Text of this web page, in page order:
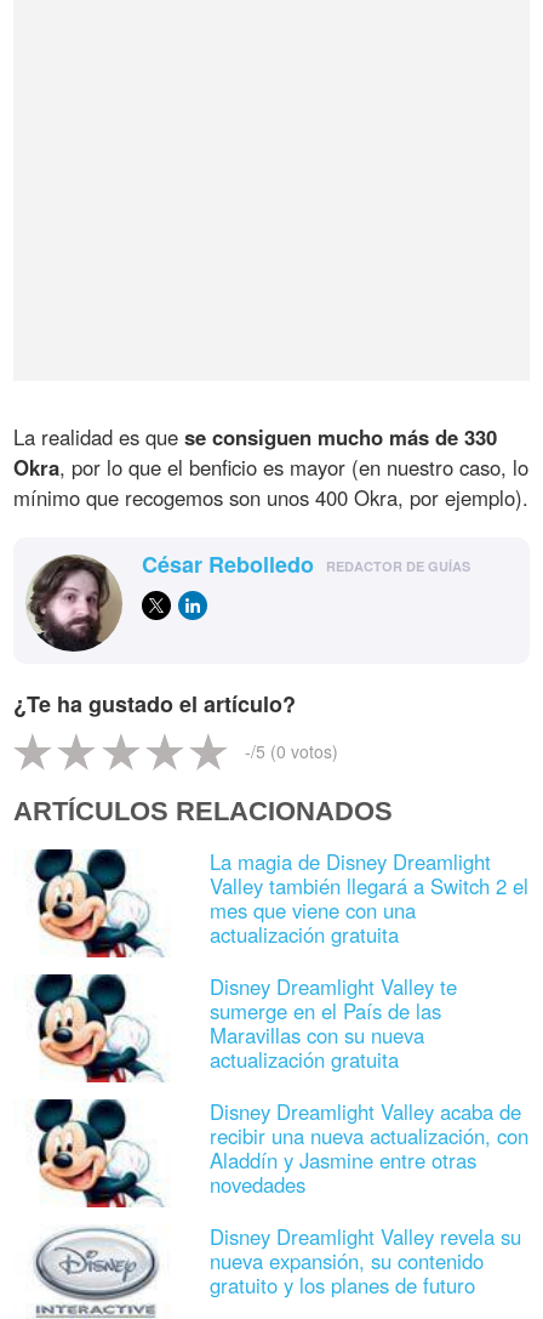
La realidad es quese consiguen mucho más de 330
Okra, por lo que el benficio es mayor (en nuestro caso, lo
mínimo que recogemos son unos 400 Okra, por ejemplo).
César Rebolledo REDACTOR DE GUÍAS
¿Te ha gustado el artículo?
-/5 (0 votos)
ARTÍCULOS RELACIONADOS
La magia de Disney Dreamlight
Valley también llegará a Switch 2 el
mes que viene con una
actualización gratuita
Disney Dreamlight Valley te
sumerge en el País de las
Maravillas con su nueva
actualización gratuita
Disney Dreamlight Valley acaba de
recibir una nueva actualización, con
Aladdín y Jasmine entre otras
novedades
Disney Dreamlight Valley revela su
nueva expansión, su contenido
gratuito y los planes de futuro